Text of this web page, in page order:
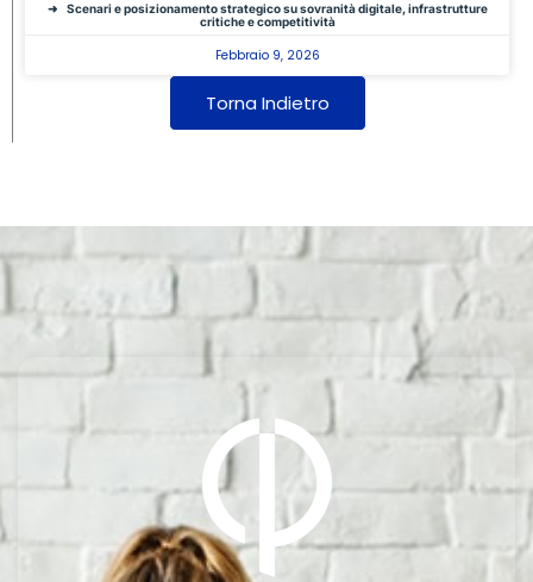
Scenari e posizionamento strategico su sovranità digitale, infrastrutture
critiche e competitività
Febbraio 9, 2026
Torna Indietro